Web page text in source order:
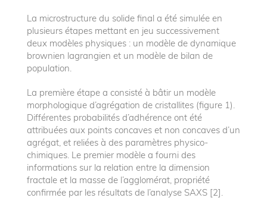
La microstructure du solide final a été simulée en
plusieurs étapes mettant en jeu successivement
deux modèles physiques : un modèle de dynamique
brownien lagrangien et un modèle de bilan de
population.
La première étape a consisté à bâtir un modèle
morphologique d’agrégation de cristallites (figure 1).
Différentes probabilités d’adhérence ont été
attribuées aux points concaves et non concaves d’un
agrégat, et reliées à des paramètres physico-
chimiques. Le premier modèle a fourni des
informations sur la relation entre la dimension
fractale et la masse de l’agglomérat, propriété
confirmée par les résultats de l’analyse SAXS [2].